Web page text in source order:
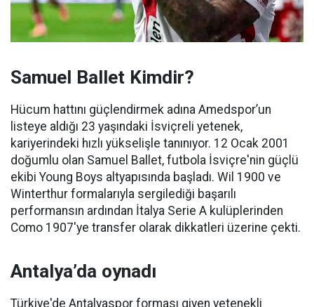
Samuel Ballet Kimdir?
Hücum hattını güçlendirmek adına Amedspor’un
listeye aldığı 23 yaşındaki İsviçreli yetenek,
kariyerindeki hızlı yükselişle tanınıyor. 12 Ocak 2001
doğumlu olan Samuel Ballet, futbola İsviçre'nin güçlü
ekibi Young Boys altyapısında başladı. Wil 1900 ve
Winterthur formalarıyla sergilediği başarılı
performansın ardından İtalya Serie A kulüplerinden
Como 1907'ye transfer olarak dikkatleri üzerine çekti.
Antalya’da oynadı
Türkiye'de Antalyaspor forması giyen yetenekli